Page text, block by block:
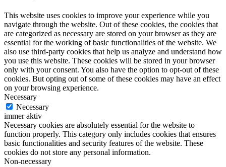
This website uses cookies to improve your experience while you
navigate through the website. Out of these cookies, the cookies that
are categorized as necessary are stored on your browser as they are
essential for the working of basic functionalities of the website. We
also use third-party cookies that help us analyze and understand how
you use this website. These cookies will be stored in your browser
only with your consent. You also have the option to opt-out of these
cookies. But opting out of some of these cookies may have an effect
on your browsing experience.
Necessary
Necessary
immer aktiv
Necessary cookies are absolutely essential for the website to
function properly. This category only includes cookies that ensures
basic functionalities and security features of the website. These
cookies do not store any personal information.
Non-necessary